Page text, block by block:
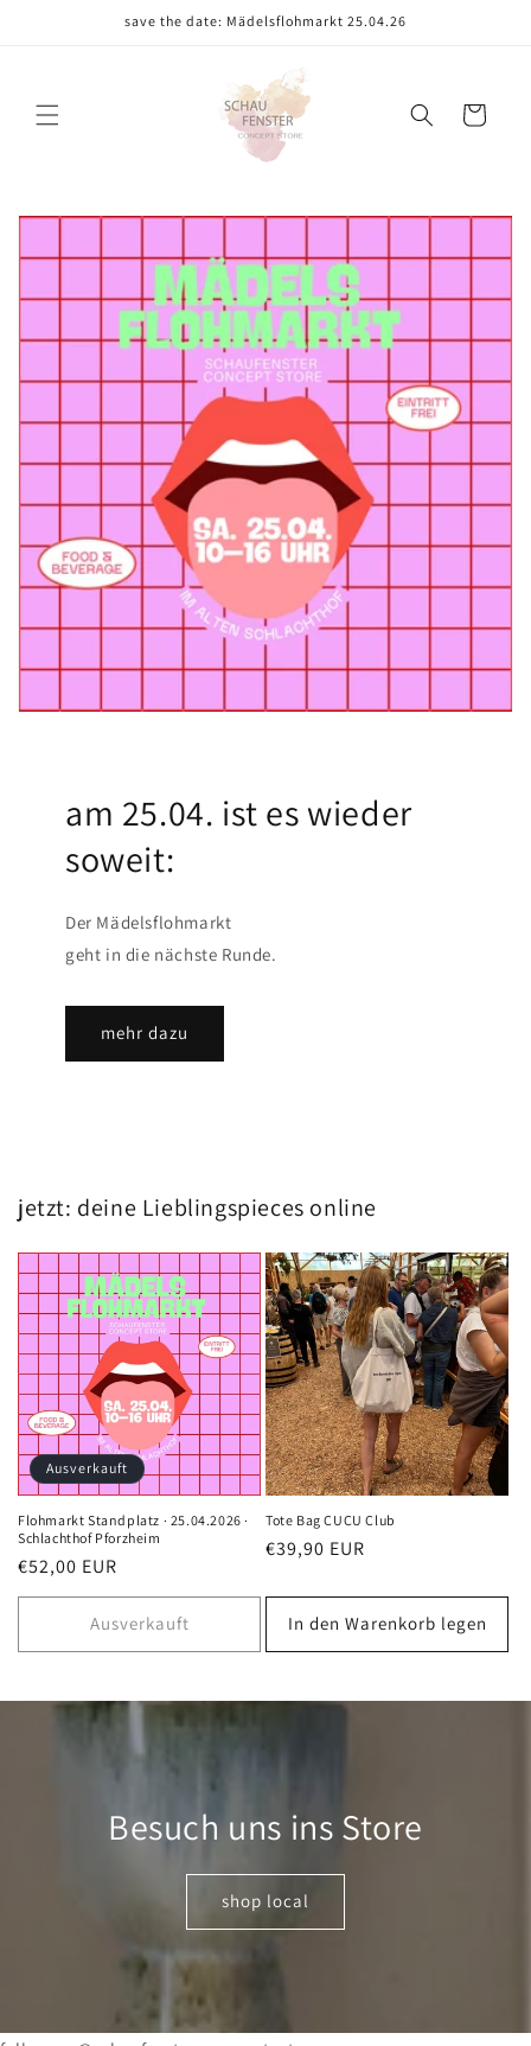
save the date: Mädelsflohmarkt 25.04.26
Warenkorb
am 25.04. ist es wieder
soweit:
Der Mädelsflohmarkt
geht in die nächste Runde.
mehr dazu
jetzt: deine Lieblingspieces online
Ausverkauft
Flohmarkt Standplatz · 25.04.2026 ·
Schlachthof Pforzheim
Normaler
Preis
€52,00 EUR
Ausverkauft
Tote Bag CUCU Club
Normaler
€39,90 EUR
In den Warenkorb legen
Besuch uns ins Store
shop local